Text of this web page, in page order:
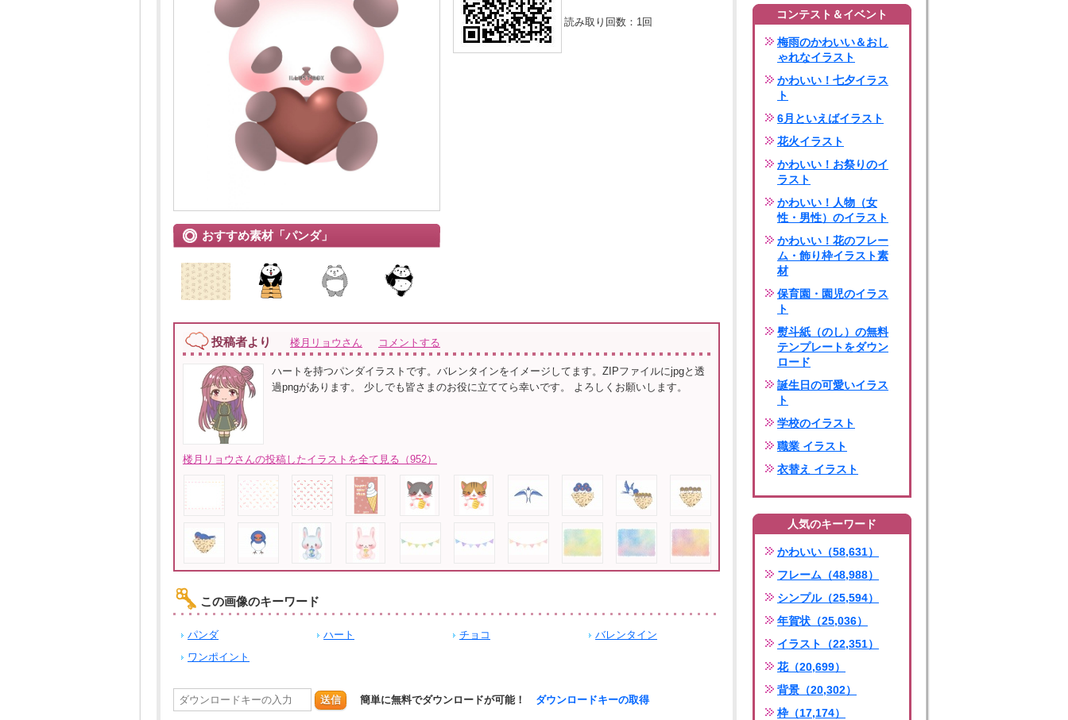
おすすめ素材「パンダ」
読み取り回数： 1回
投稿者より 楼月リョウさん コメントする
ハートを持つパンダイラストです。バレンタインをイメージしてます。ZIPファイルにjpgと透
過pngがあります。 少しでも皆さまのお役に立ててら幸いです。 よろしくお願いします。
楼月リョウさんの投稿したイラストを全て見る（952）
この画像のキーワード
パンダ ハート チョコ
バレンタイン
ワンポイント
送信 簡単に無料でダウンロードが可能！ ダウンロードキーの取得
コンテスト＆イベント
梅雨のかわいい＆おし
ゃれなイラスト
かわいい！七夕イラス
ト
6月といえばイラスト
花火イラスト
かわいい！お祭りのイ
ラスト
かわいい！人物（女
性・男性）のイラスト
かわいい！花のフレー
ム・飾り枠イラスト素
材
保育園・園児のイラス
ト
熨斗紙（のし）の無料
テンプレートをダウン
ロード
誕生日の可愛いイラス
ト
学校のイラスト
職業 イラスト
衣替え イラスト
人気のキーワード
かわいい（58,631）
フレーム（48,988）
シンプル（25,594）
年賀状（25,036）
イラスト（22,351）
花（20,699）
背景（20,302）
枠（17,174）